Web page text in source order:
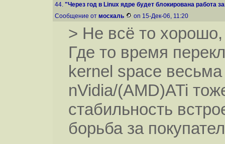
44. "Через год в Linux ядре будет блокирована работа
Сообщение от москаль on 15-Дек-06, 11:20
> Не всё то
Где то время
kernel space
nVidia/(AMD)ATi
стабильность
борьба за